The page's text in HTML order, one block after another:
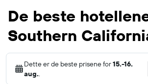
De beste
Southern
Dette er de beste prisene for15.-16.
aug..